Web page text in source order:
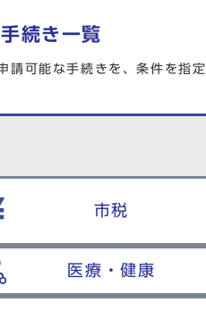
続き一覧
請可能な手続きを、条件を指定
市税
医療・健康